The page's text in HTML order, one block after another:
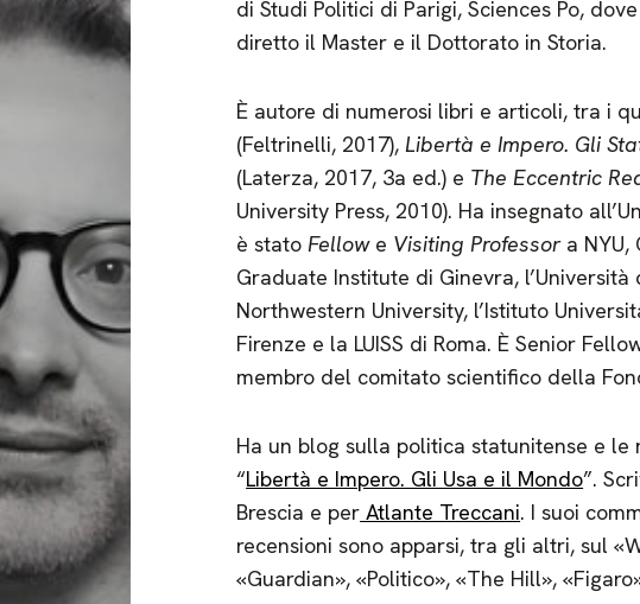
di Studi Politici di Parigi, Sciences Po,
diretto il Master e il Dottorato in Storia.
È autore di numerosi libri e articoli, tra i
(Feltrinelli, 2017),Libertà e Impero. Gli
(Laterza, 2017, 3a ed.) e The Eccentric
University Press, 2010). Ha insegnato
è statoFellow e Visiting Professor a
Graduate Institute di Ginevra, l’Università
Northwestern University, l’Istituto
Firenze e la LUISS di Roma. È Senior
membro del comitato scientifico della
Ha un blog sulla politica statunitense e le
“Libertà e Impero. Gli Usa e il Mondo”.
Brescia e per Atlante Treccani. I suoi
recensioni sono apparsi, tra gli altri, sul
«Guardian», «Politico», «The Hill»,